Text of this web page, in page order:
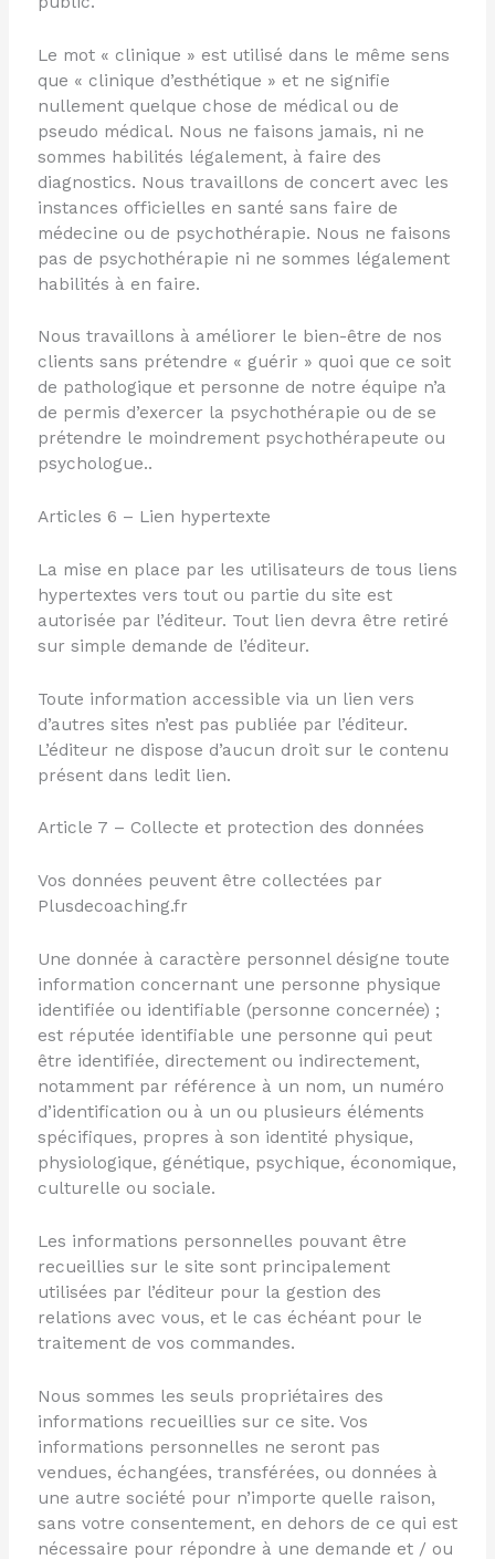
Le mot « clinique » est utilisé dans le même sens
que « clinique d’esthétique » et ne signifie
nullement quelque chose de médical ou de
pseudo médical. Nous ne faisons jamais, ni ne
sommes habilités légalement, à faire des
diagnostics. Nous travaillons de concert avec les
instances officielles en santé sans faire de
médecine ou de psychothérapie. Nous ne faisons
pas de psychothérapie ni ne sommes légalement
habilités à en faire.
Nous travaillons à améliorer le bien-être de nos
clients sans prétendre « guérir » quoi que ce soit
de pathologique et personne de notre équipe n’a
de permis d’exercer la psychothérapie ou de se
prétendre le moindrement psychothérapeute ou
psychologue..
Articles 6 – Lien hypertexte
La mise en place par les utilisateurs de tous liens
hypertextes vers tout ou partie du site est
autorisée par l’éditeur. Tout lien devra être retiré
sur simple demande de l’éditeur.
Toute information accessible via un lien vers
d’autres sites n’est pas publiée par l’éditeur.
L’éditeur ne dispose d’aucun droit sur le contenu
présent dans ledit lien.
Article 7 – Collecte et protection des données
Vos données peuvent être collectées par
Plusdecoaching.fr
Une donnée à caractère personnel désigne toute
information concernant une personne physique
identifiée ou identifiable (personne concernée) ;
est réputée identifiable une personne qui peut
être identifiée, directement ou indirectement,
notamment par référence à un nom, un numéro
d’identification ou à un ou plusieurs éléments
spécifiques, propres à son identité physique,
physiologique, génétique, psychique, économique,
culturelle ou sociale.
Les informations personnelles pouvant être
recueillies sur le site sont principalement
utilisées par l’éditeur pour la gestion des
relations avec vous, et le cas échéant pour le
traitement de vos commandes.
Nous sommes les seuls propriétaires des
informations recueillies sur ce site. Vos
informations personnelles ne seront pas
vendues, échangées, transférées, ou données à
une autre société pour n’importe quelle raison,
sans votre consentement, en dehors de ce qui est
nécessaire pour répondre à une demande et / ou